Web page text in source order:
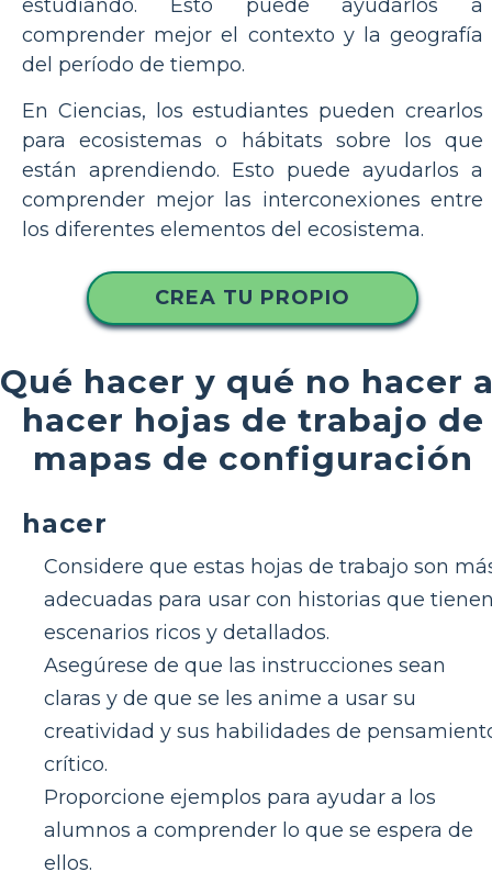
estudiando. Esto puede ayudarlos a
comprender mejor el contexto y la geografía
del período de tiempo.
En Ciencias, los estudiantes pueden crearlos
para ecosistemas o hábitats sobre los que
están aprendiendo. Esto puede ayudarlos a
comprender mejor las interconexiones entre
los diferentes elementos del ecosistema.
CREA TU PROPIO
Qué hacer y qué no hacer
hacer hojas de trabajo de
mapas de configuración
hacer
Considere que estas hojas de trabajo son
adecuadas para usar con historias que
escenarios ricos y detallados.
Asegúrese de que las instrucciones sean
claras y de que se les anime a usar su
creatividad y sus habilidades de
crítico.
Proporcione ejemplos para ayudar a los
alumnos a comprender lo que se espera de
ellos.